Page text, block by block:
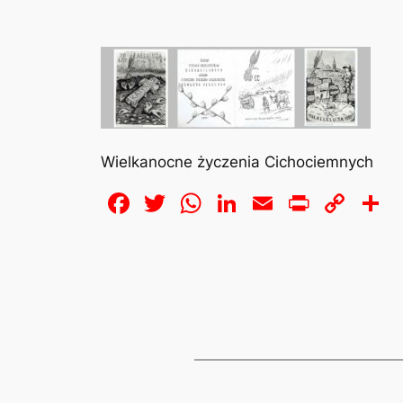
Wielkanocne życzenia Cichociemnych
Facebook
Twitter
WhatsApp
LinkedIn
EmailPrintCopy